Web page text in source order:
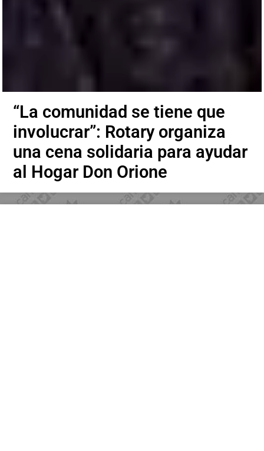
“La comunidad se tiene que
involucrar”: Rotary organiza
una cena solidaria para ayudar
al Hogar Don Orione